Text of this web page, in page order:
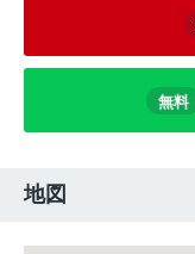
無料
地図